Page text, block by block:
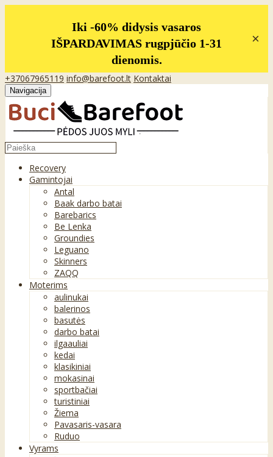
Iki -60% didysis vasaros
IŠPARDAVIMAS rugpjūčio 1-31
dienomis.
×
+37067965119 info@barefoot.lt Kontaktai
Navigacija
Recovery
Gamintojai
Antal
Baak darbo batai
Barebarics
Be Lenka
Groundies
Leguano
Skinners
ZAQQ
Moterims
aulinukai
balerinos
basutės
darbo batai
ilgaauliai
kedai
klasikiniai
mokasinai
sportbačiai
turistiniai
Žiema
Pavasaris-vasara
Ruduo
Vyrams